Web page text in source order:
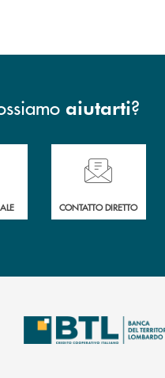
aiutarti?
completo delle filiali .
Hai bisogno di
CONTATTO DIRETTO